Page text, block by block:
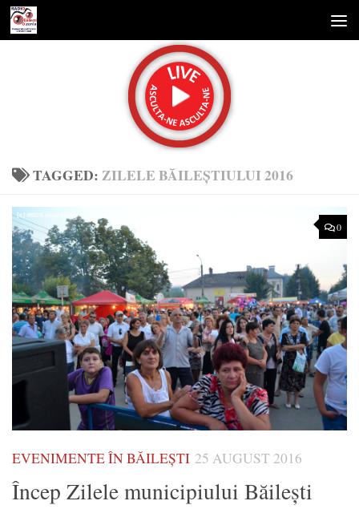
Skip to content
TAGGED:ZILELE BĂILEŞTIULUI 2016
0
EVENIMENTE ÎN BĂILEȘTI 25 AUGUST 2016
Încep Zilele municipiului Băileşti